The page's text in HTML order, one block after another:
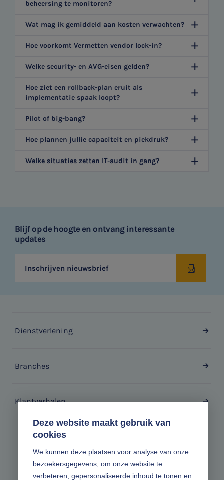
Deze website maakt gebruik van
cookies
We kunnen deze plaatsen voor analyse van onze
bezoekersgegevens, om onze website te
verbeteren, gepersonaliseerde inhoud te tonen en
beheersing te monitoren?
Wat mag ik gemiddeld aan kosten verwachten?
Hoe voorkomt Vermetten vendor lock-in?
Welke security- en AVG-eisen gelden?
Hoe ziet een rollback-plan eruit als
implementatie spaak loopt?
Pilot of big-bang?
Hoe plannen jullie capaciteit en piekdruk?
Welke situaties zetten IT-audit in gang?
Blijf op de hoogte en ontvang interessante
updates
Inschrijven nieuwsbrief
Dienstverlening
Branches
Klantverhalen
Volg ons online